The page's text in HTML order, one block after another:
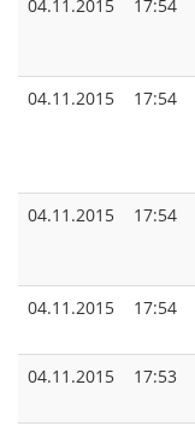
04.11.2015
17:54
04.11.2015
17:54
04.11.2015
17:54
04.11.2015
17:54
04.11.2015
17:53